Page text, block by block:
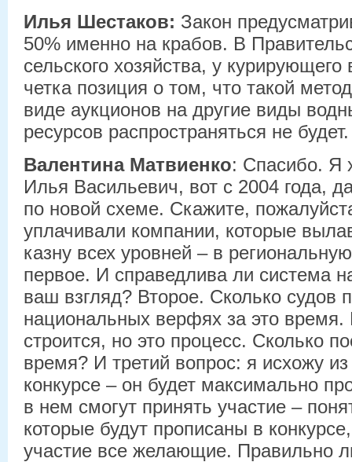
Илья Шестаков: Закон
50% именно на крабов. В
сельского хозяйства, у
четка позиция о том, что такой
виде аукционов на другие виды
ресурсов распространяться не будет.
Валентина Матвиенко: Спасибо. Я
Илья Васильевич, вот с 2004 года,
по новой схеме. Скажите,
уплачивали компании, которые
казну всех уровней – в
первое. И справедлива ли система
ваш взгляд? Второе. Сколько судов
национальных верфях за это
строится, но это процесс. Сколько
время? И третий вопрос: я исхожу из
конкурсе – он будет максимально
в нем смогут принять участие –
которые будут прописаны в
участие все желающие. Правильно